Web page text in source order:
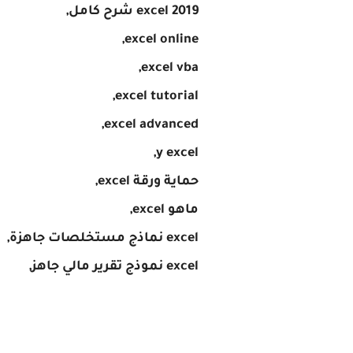
excel 2019 شرح كامل,
excel online,
excel vba,
excel tutorial,
excel advanced,
y excel,
حماية ورقة excel,
ماهو excel,
excel نماذج مستخلصات جاهزة,
excel نموذج تقرير مالي جاهز,